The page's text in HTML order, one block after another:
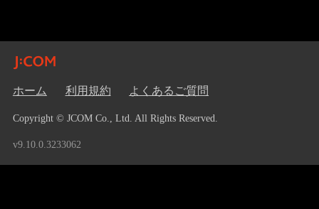
ホーム 利用規約 よくあるご質問
Copyright © JCOM Co., Ltd. All Rights Reserved.
v9.10.0.3233062